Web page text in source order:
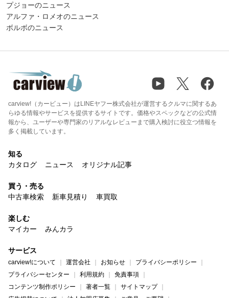
プジョーのニュース
アルファ・ロメオのニュース
ボルボのニュース
carview!（カービュー）はLINEヤフー株式会社が運営するクルマに関するあ
らゆる情報やサービスを提供するサイトです。価格やスペックなどの公式情
報から、ユーザーや専門家のリアルなレビューまで購入検討に役立つ情報を
多く掲載しています。
知る
カタログ
ニュース オリジナル記事
買う・売る
中古車検索
新車見積り 車買取
楽しむ
マイカー
みんカラ
サービス
carview!について 運営会社 お知らせ
プライバシーポリシー
プライバシーセンター
利用規約
免責事項
コンテンツ制作ポリシー
著者一覧
サイトマップ